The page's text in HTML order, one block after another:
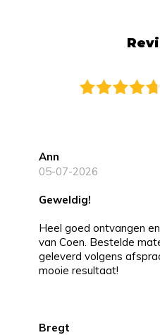
Ann
05-07-2026
Geweldig!
Heel goed ontvangen
van Coen. Bestelde
geleverd volgens
mooie resultaat!
Bregt